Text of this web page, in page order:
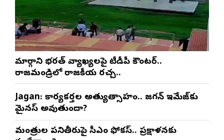
మార్గాని భరత్ వ్యాఖ్యలపై టీడీపీ కౌంటర్..
రాజమండ్రిలో రాజకీయ రచ్చ..
Jagan: కార్యకర్తల అత్యుత్సాహం.. జగన్ ఇమేజ్‌కు
మైనస్ అవుతుందా?
మంత్రుల పనితీరుపై సీఎం ఫోకస్.. ప్రక్షాళనకు